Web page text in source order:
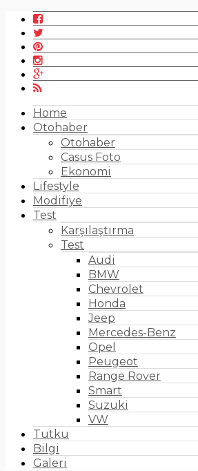
Home
Otohaber
Otohaber
Casus Foto
Ekonomi
Lifestyle
Modifiye
Test
Karşılaştırma
Test
Audi
BMW
Chevrolet
Honda
Jeep
Mercedes-Benz
Opel
Peugeot
Range Rover
Smart
Suzuki
VW
Tutku
Bilgi
Galeri